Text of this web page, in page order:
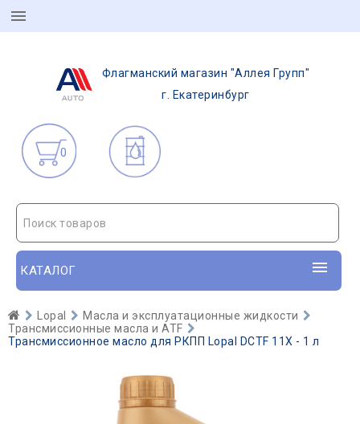
Флагманский магазин "Аллея Групп"
г. Екатеринбург
0
Поиск товаров
КАТАЛОГ
Lopal
Масла и эксплуатационные жидкости
Трансмиссионные масла и ATF
Трансмиссионное масло для РКПП Lopal DCTF 11X - 1 л